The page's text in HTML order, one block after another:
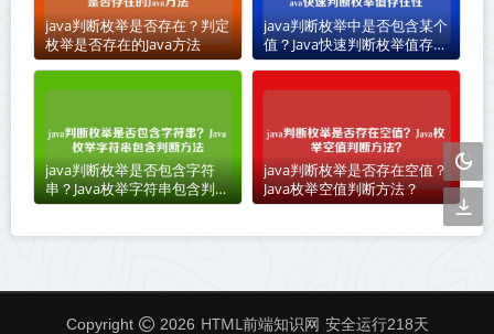
java判断枚举是否存在？判定
枚举是否存在的Java方法
java判断枚举中是否包含某个
值？Java快速判断枚举值存在
性
java判断枚举是否包含字符
串？Java枚举字符串包含判断
方法
java判断枚举是否存在空值？
Java枚举空值判断方法？
Copyright 2026 HTML前端知识网 安全运行218天